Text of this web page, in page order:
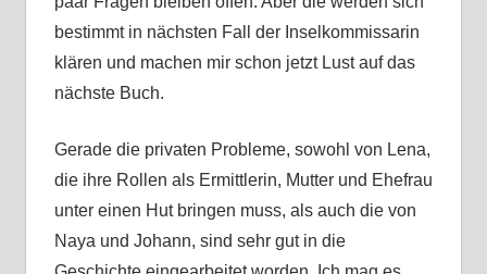
bestimmt in nächsten Fall der Inselkommissarin
klären und machen mir schon jetzt Lust auf das
nächste Buch.
Gerade die privaten Probleme, sowohl von Lena,
die ihre Rollen als Ermittlerin, Mutter und Ehefrau
unter einen Hut bringen muss, als auch die von
Naya und Johann, sind sehr gut in die